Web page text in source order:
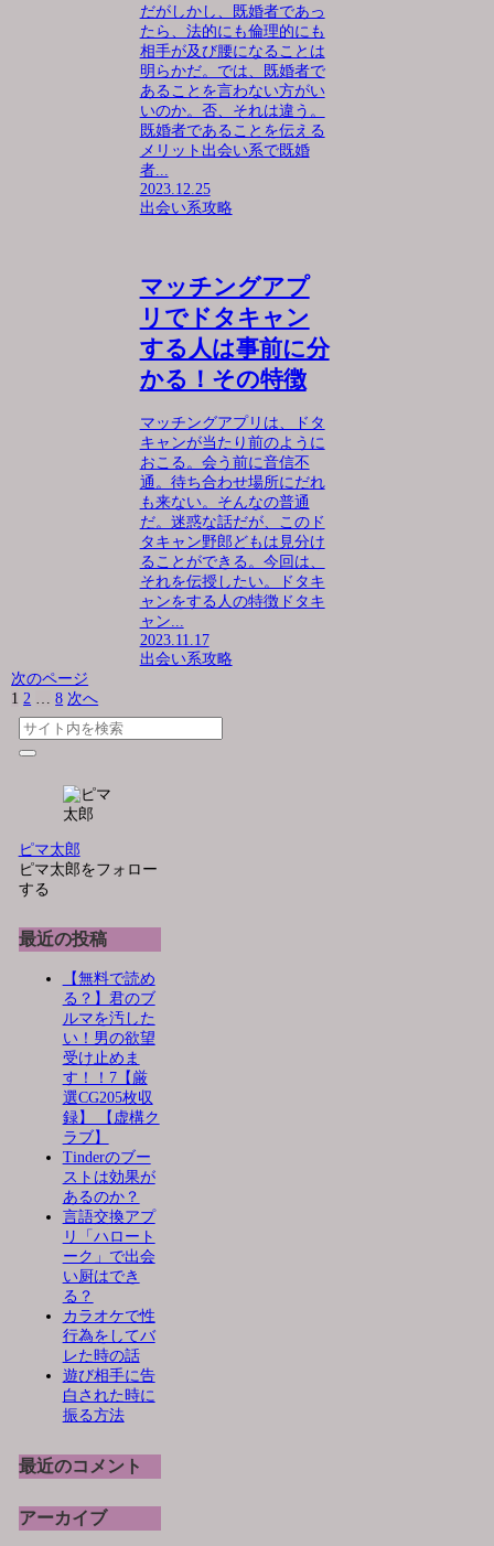
だがしかし、既婚者であっ
たら、法的にも倫理的にも
相手が及び腰になることは
明らかだ。では、既婚者で
あることを言わない方がい
いのか。否、それは違う。
既婚者であることを伝える
メリット出会い系で既婚
者...
2023.12.25
出会い系攻略
マッチングアプ
リでドタキャン
する人は事前に分
かる！その特徴
マッチングアプリは、ドタ
キャンが当たり前のように
おこる。会う前に音信不
通。待ち合わせ場所にだれ
も来ない。そんなの普通
だ。迷惑な話だが、このド
タキャン野郎どもは見分け
ることができる。今回は、
それを伝授したい。ドタキ
ャンをする人の特徴ドタキ
ャン...
2023.11.17
出会い系攻略
次のページ
1 2 … 8 次へ
ピマ太郎
ピマ太郎をフォロー
する
最近の投稿
【無料で読め
る？】君のブ
ルマを汚した
い！男の欲望
受け止めま
す！！7【厳
選CG205枚収
録】 【虚構ク
ラブ】
Tinderのブー
ストは効果が
あるのか？
言語交換アプ
リ「ハロート
ーク」で出会
い厨はでき
る？
カラオケで性
行為をしてバ
レた時の話
遊び相手に告
白された時に
振る方法
最近のコメント
アーカイブ